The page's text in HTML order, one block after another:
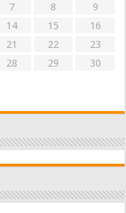
7 8
9
14 15
16
21 22
23
28 29
30